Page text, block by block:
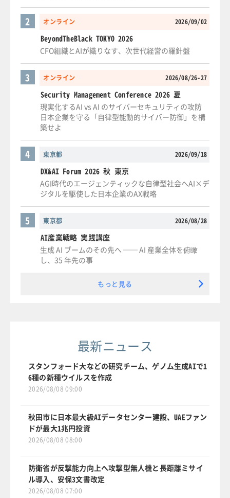
オンライン 2026/09/02
2
BeyondTheBlack TOKYO 2026
CFO組織とAIが織りなす、次世代経営の羅針盤
オンライン 2026/08/26-27
3
Security Management Conference 2026 夏
現実化するAI vs AI のサイバーセキュリティの攻防
日本企業を守る「自律型能動的サイバー防御」を構
築せよ
東京都 2026/09/18
4
DX&AI Forum 2026 秋 東京
AGI時代のエージェンティックな自律型社会へAI×デ
ジタルを駆使した日本企業のAX戦略
東京都 2026/08/28
5
AI産業戦略 実践講座
生成 AI ブームのその先へ ── AI 産業全体を俯瞰
し、35 年先の事
もっと見る
最新ニュース
スタンフォード大などの研究チーム、ゲノム生成AIで1
6種の新種ウイルスを作成
2026/08/08 09:00
秋田市に日本最大級AIデータセンター建設、UAEファン
ドが最大1兆円投資
2026/08/08 08:00
防衛省が反撃能力向上へ攻撃型無人機と長距離ミサイ
ル導入、安保3文書改定
2026/08/08 07:00